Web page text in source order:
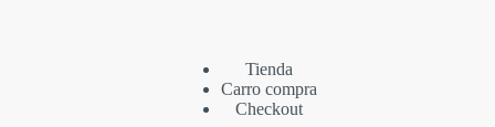
Tienda
Carro compra
Checkout